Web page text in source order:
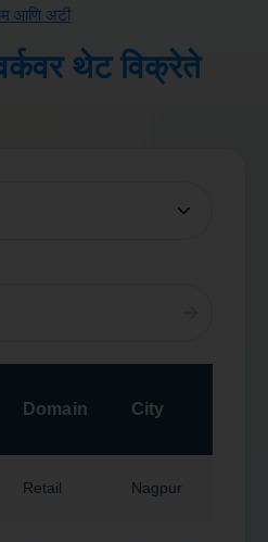
आणि अटी
थेट विक्रेते
Domain City
Retail Nagpur